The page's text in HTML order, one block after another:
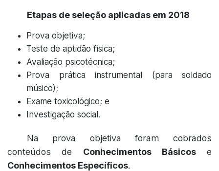
Etapas de seleção aplicadas em 2018
Prova objetiva;
Teste de aptidão física;
Avaliação psicotécnica;
Prova prática instrumental (para soldado
músico);
Exame toxicológico; e
Investigação social.
Na prova objetiva foram cobrados
conteúdos de Conhecimentos Básicose
Conhecimentos Específicos.